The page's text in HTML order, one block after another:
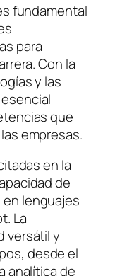
fundamental
para
Con la
y las
que
empresas.
en la
de
lenguajes
La
versátil y
desde el
analítica de